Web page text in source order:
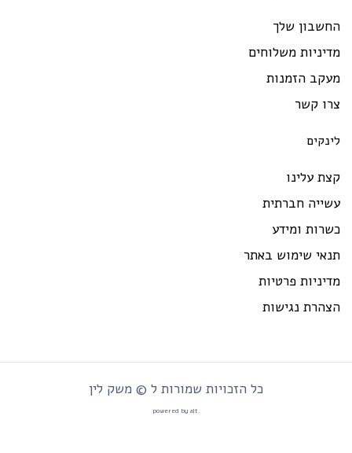
שלך
משלוחים
הזמנות
קשר
עלינו
חברתית
ומידע
שימוש באתר
פרטיות
נגישות
כל הזכויות שמורות ל © משק לין